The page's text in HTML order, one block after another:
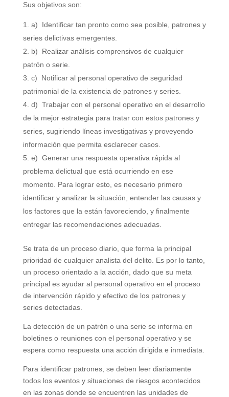
Sus objetivos son:
a) Identificar tan pronto como sea posible, patrones y
series delictivas emergentes.
b) Realizar análisis comprensivos de cualquier
patrón o serie.
c) Notificar al personal operativo de seguridad
patrimonial de la existencia de patrones y series.
d) Trabajar con el personal operativo en el desarrollo
de la mejor estrategia para tratar con estos patrones y
series, sugiriendo líneas investigativas y proveyendo
información que permita esclarecer casos.
e) Generar una respuesta operativa rápida al
problema delictual que está ocurriendo en ese
momento. Para lograr esto, es necesario primero
identificar y analizar la situación, entender las causas y
los factores que la están favoreciendo, y finalmente
entregar las recomendaciones adecuadas.
Se trata de un proceso diario, que forma la principal
prioridad de cualquier analista del delito. Es por lo tanto,
un proceso orientado a la acción, dado que su meta
principal es ayudar al personal operativo en el proceso
de intervención rápido y efectivo de los patrones y
series detectadas.
La detección de un patrón o una serie se informa en
boletines o reuniones con el personal operativo y se
espera como respuesta una acción dirigida e inmediata.
Para identificar patrones, se deben leer diariamente
todos los eventos y situaciones de riesgos acontecidos
en las zonas donde se encuentren las unidades de